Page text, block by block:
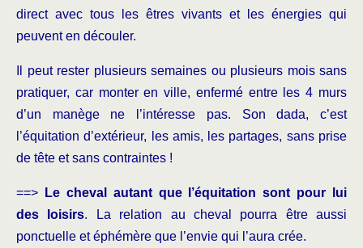
direct avec tous les êtres vivants et les énergies qui
peuvent en découler.
Il peut rester plusieurs semaines ou plusieurs mois sans
pratiquer, car monter en ville, enfermé entre les 4 murs
d’un manège ne l’intéresse pas. Son dada, c’est
l’équitation d’extérieur, les amis, les partages, sans prise
de tête et sans contraintes !
==>
Le cheval autant que l’équitation sont pour lui
des loisirs. La relation au cheval pourra être aussi
ponctuelle et éphémère que l’envie qui l’aura crée.